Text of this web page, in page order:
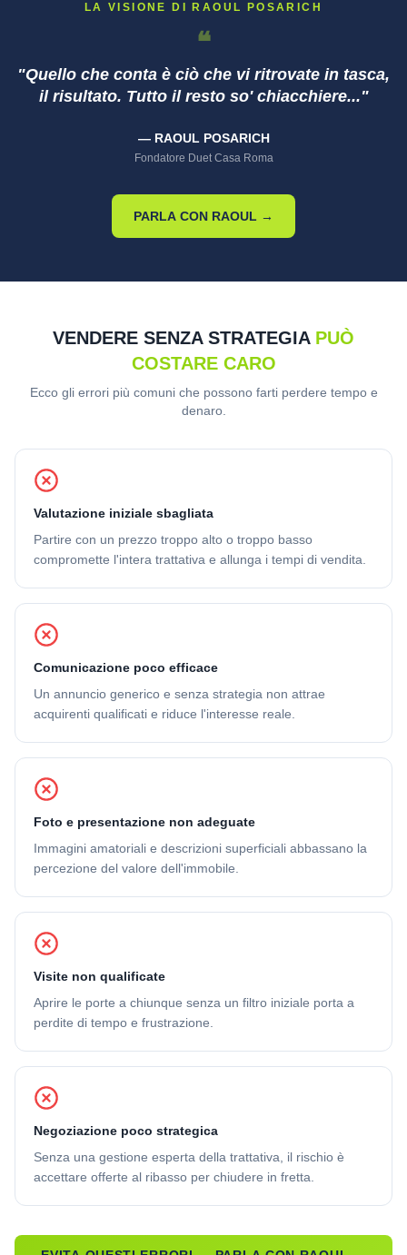
LA VISIONE DI RAOUL POSARICH
❝
"Quello che conta è ciò che vi ritrovate in tasca,
il risultato. Tutto il resto so' chiacchiere..."
— RAOUL POSARICH
Fondatore Duet Casa Roma
PARLA CON RAOUL →
VENDERE SENZA STRATEGIA PUÒ
COSTARE CARO
Ecco gli errori più comuni che possono farti perdere tempo e
denaro.
Valutazione iniziale sbagliata
Partire con un prezzo troppo alto o troppo basso
compromette l'intera trattativa e allunga i tempi di vendita.
Comunicazione poco efficace
Un annuncio generico e senza strategia non attrae
acquirenti qualificati e riduce l'interesse reale.
Foto e presentazione non adeguate
Immagini amatoriali e descrizioni superficiali abbassano la
percezione del valore dell'immobile.
Visite non qualificate
Aprire le porte a chiunque senza un filtro iniziale porta a
perdite di tempo e frustrazione.
Negoziazione poco strategica
Senza una gestione esperta della trattativa, il rischio è
accettare offerte al ribasso per chiudere in fretta.